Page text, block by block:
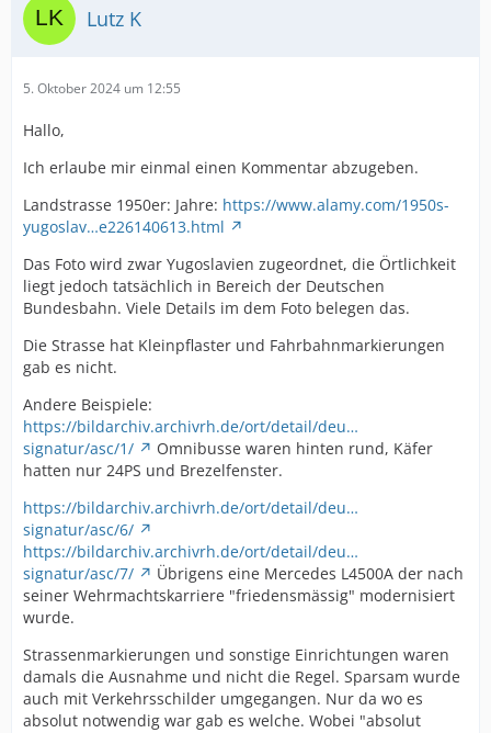
Lutz K
5. Oktober 2024 um 12:55
Hallo,
Ich erlaube mir einmal einen Kommentar abzugeben.
Landstrasse 1950er: Jahre: https://www.alamy.com/1950s-
yugoslav…e226140613.html
Das Foto wird zwar Yugoslavien zugeordnet, die Örtlichkeit
liegt jedoch tatsächlich in Bereich der Deutschen
Bundesbahn. Viele Details im dem Foto belegen das.
Die Strasse hat Kleinpflaster und Fahrbahnmarkierungen
gab es nicht.
Andere Beispiele:
https://bildarchiv.archivrh.de/ort/detail/deu…
signatur/asc/1/
Omnibusse waren hinten rund, Käfer
hatten nur 24PS und Brezelfenster.
https://bildarchiv.archivrh.de/ort/detail/deu…
signatur/asc/6/
https://bildarchiv.archivrh.de/ort/detail/deu…
signatur/asc/7/
Übrigens eine Mercedes L4500A der nach
seiner Wehrmachtskarriere "friedensmässig" modernisiert
wurde.
Strassenmarkierungen und sonstige Einrichtungen waren
damals die Ausnahme und nicht die Regel. Sparsam wurde
auch mit Verkehrsschilder umgegangen. Nur da wo es
absolut notwendig war gab es welche. Wobei "absolut